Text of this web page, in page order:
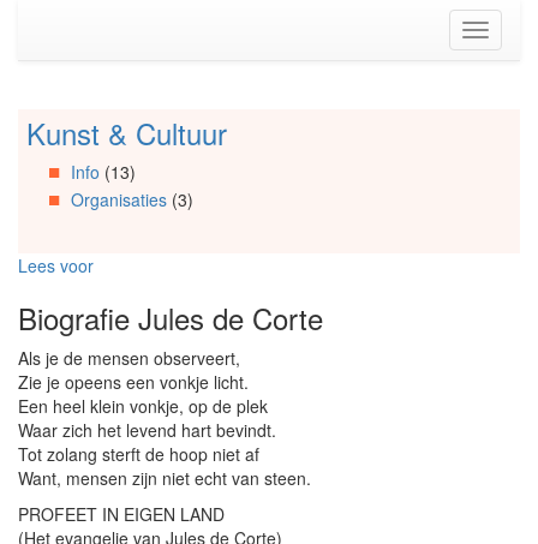
(Accesskey
Toggle
Spring
Artikels
Spring
Spring
Organisaties
Spring
naar
Social
media
Kunst & Cultuur
Info (13)
Organisaties(3)
Lees voor
Biografie Jules de Corte
Als je de mensen observeert,
Zie je opeens een vonkje licht.
Een heel klein vonkje, op de plek
Waar zich het levend hart bevindt.
Tot zolang sterft de hoop niet af
Want, mensen zijn niet echt van steen.
PROFEET IN EIGEN LAND
(Het evangelie van Jules de Corte)